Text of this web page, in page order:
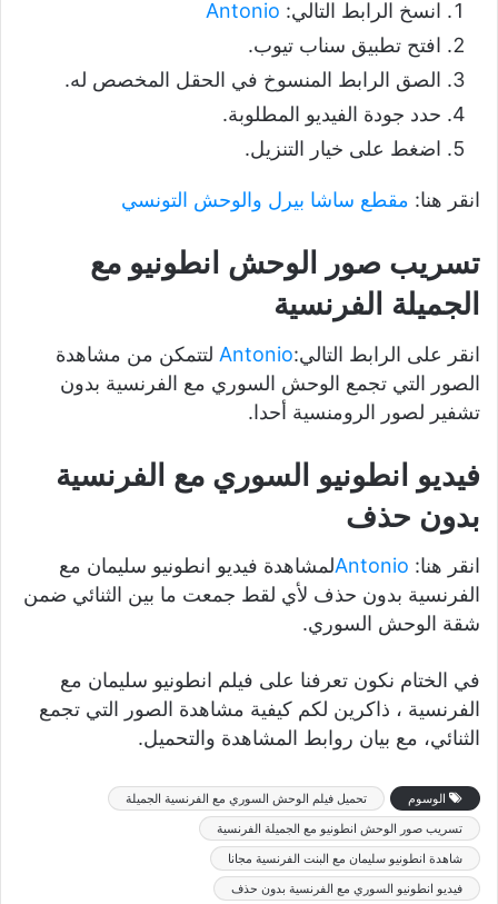
انسخ الرابط التالي: Antonio
افتح تطبيق سناب تيوب.
الصق الرابط المنسوخ في الحقل المخصص له.
حدد جودة الفيديو المطلوبة.
اضغط على خيار التنزيل.
انقر هنا: مقطع ساشا بيرل والوحش التونسي
تسريب صور الوحش انطونيو مع
الجميلة الفرنسية
انقر على الرابط التالي:Antonio لتتمكن من مشاهدة
الصور التي تجمع الوحش السوري مع الفرنسية بدون
تشفير لصور الرومنسية أحدا.
فيديو انطونيو السوري مع الفرنسية
بدون حذف
انقر هنا: Antonioلمشاهدة فيديو انطونيو سليمان مع
الفرنسية بدون حذف لأي لقط جمعت ما بين الثنائي ضمن
شقة الوحش السوري.
في الختام نكون تعرفنا على فيلم انطونيو سليمان مع
الفرنسية ، ذاكرين لكم كيفية مشاهدة الصور التي تجمع
الثنائي، مع بيان روابط المشاهدة والتحميل.
الوسوم
تحميل فيلم الوحش السوري مع الفرنسية الجميلة
تسريب صور الوحش انطونيو مع الجميلة الفرنسية
شاهدة انطونيو سليمان مع البنت الفرنسية مجانا
فيديو انطونيو السوري مع الفرنسية بدون حذف